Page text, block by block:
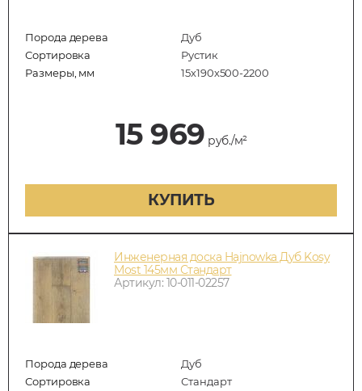
Порода дерева
Дуб
Сортировка
Рустик
Размеры, мм
15х190х500-2200
15 969 руб./м²
КУПИТЬ
Инженерная доска Hajnowka Дуб Kosy
Most 145мм Стандарт
Артикул: 10-011-02257
Порода дерева
Дуб
Сортировка
Стандарт